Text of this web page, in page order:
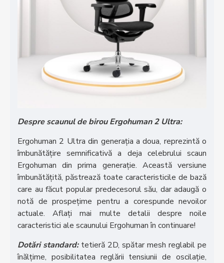
Despre scaunul de birou Ergohuman 2 Ultra:
Ergohuman 2 Ultra din generația a doua, reprezintă o
îmbunătățire semnificativă a deja celebrului scaun
Ergohuman din prima generație. Această versiune
îmbunătățită, păstrează toate caracteristicile de bază
care au făcut popular predecesorul său, dar adaugă o
notă de prospețime pentru a corespunde nevoilor
actuale. Aflați mai multe detalii despre noile
caracteristici ale scaunului Ergohuman în continuare!
Dotări standard:tetieră 2D, spătar mesh reglabil pe
înălțime, posibilitatea reglării tensiunii de oscilație,